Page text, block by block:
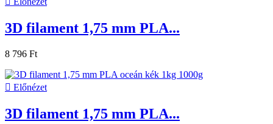
3D filament 1,75 mm PLA...
8 796 Ft
 Előnézet
3D filament 1,75 mm PLA...